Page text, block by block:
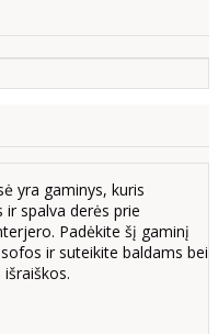
yra gaminys, kuris
ir spalva derės prie
Padėkite šį gaminį
ir suteikite baldams bei